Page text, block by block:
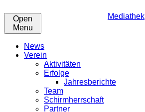
Mediathek
Open
Menu
News
Verein
Aktivitäten
Erfolge
Jahresberichte
Team
Schirmherrschaft
Partner